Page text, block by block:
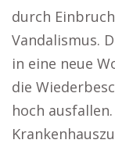
durch
Vandalismus.
in eine neue
die
hoch